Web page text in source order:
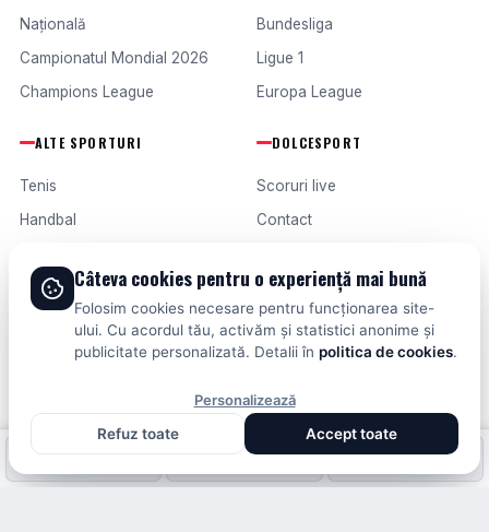
Națională
Campionatul Mondial 2026
Champions League
Bundesliga
Ligue 1
Europa League
ALTE SPORTURI
Tenis
Handbal
Formula 1
Fotbal intern
Fotbal extern
DOLCESPORT
Scoruri live
Contact
Termeni și condiții
© 2026 DOLCESPORT. TOATE DREPTURILE REZERVATE.
SCORURI, CLASAMENTE ȘI ANALIZE DIN TOATE COMPETIȚIILE
Fotbal intern Fotbal extern Scoruri live
Câteva cookies pentru o experiență mai bună
Folosim cookies necesare pentru funcționarea site-
ului. Cu acordul tău, activăm și statistici anonime și
publicitate personalizată. Detalii în politica de cookies.
Personalizează
Refuz toate
Accept toate